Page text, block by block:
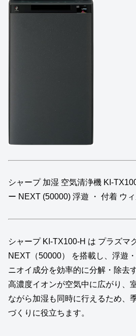
シャープ 加湿 空気清浄機 KI-
ー NEXT (50000) 浮遊 ・ 付着 ウ
シャープ KI-TX100-H は プラズマ
NEXT（50000） を搭載し、浮遊
ニオイ成分を効率的に分解・除去
高濃度イオンが空気中に広がり、
ながら加湿も同時に行えるため、
づくりに役立ちます。